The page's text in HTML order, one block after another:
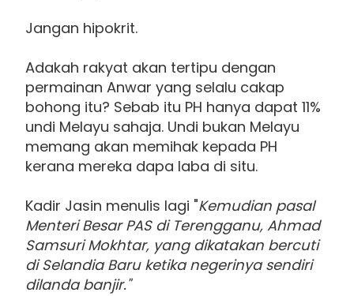
Jangan hipokrit.
Adakah rakyat akan tertipu dengan
permainan Anwar yang selalu cakap
bohong itu? Sebab itu PH hanya dapat 11%
undi Melayu sahaja. Undi bukan Melayu
memang akan memihak kepada PH
kerana mereka dapa laba di situ.
Kadir Jasin menulis lagi "Kemudian pasal
Menteri Besar PAS di Terengganu, Ahmad
Samsuri Mokhtar, yang dikatakan bercuti
di Selandia Baru ketika negerinya sendiri
dilanda banjir."